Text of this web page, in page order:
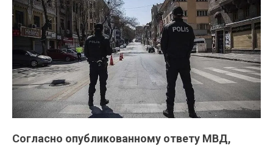
Согласно опубликованному ответу МВД,